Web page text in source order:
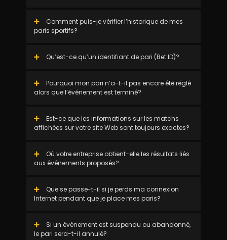
Comment puis-je vérifier l’historique de mes
paris sportifs?
Qu’est-ce qu’un identifiant de pari (Bet ID)?
Pourquoi mon pari n’a-t-il pas encore été réglé
alors que l’événement est terminé?
Est-ce que les informations sur les matchs
affichées sur votre site Web sont toujours exactes?
Où votre entreprise obtient-elle les résultats liés
aux événements proposés?
Que se passe-t-il si je perds ma connexion
Internet pendant que je place mes paris?
Si un événement est suspendu ou abandonné,
le pari sera-t-il annulé?